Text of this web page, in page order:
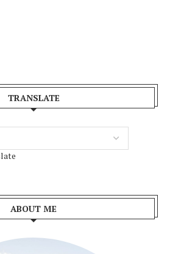
TRANSLATE
ABOUT ME